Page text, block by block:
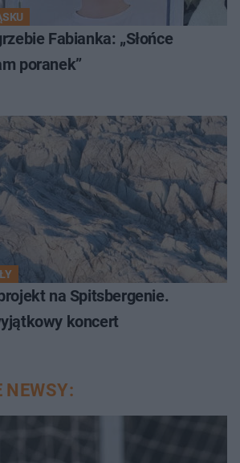
Fabianka: „Słońce
poranek”
na Spitsbergenie.
koncert
NEWSY: